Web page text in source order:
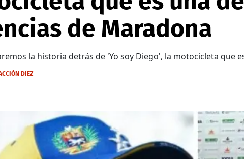
de Maradona
la historia detrás de 'Yo soy Diego', la motocicleta que
DIEZ